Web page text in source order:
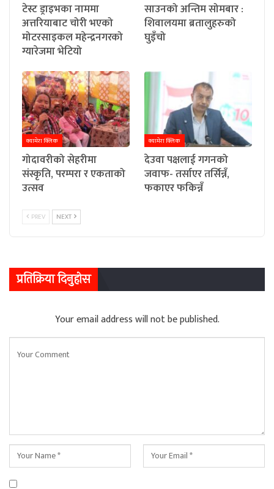
टेस्ट ड्राइभका नाममा
अत्तरियाबाट चोरी भएको
मोटरसाइकल महेन्द्रनगरको
ग्यारेजमा भेटियो
साउनको अन्तिम सोमबार :
शिवालयमा ब्रतालुहरुको
घुइँचो
क्यामेरा क्लिक
गोदावरीको सेहरीमा
संस्कृति, परम्परा र एकताको
उत्सव
क्यामेरा क्लिक
देउवा पक्षलाई गगनको
जवाफ- तर्साएर तर्सिन्नँ,
फकाएर फकिन्नँ
PREV NEXT
प्रतिक्रिया दिनुहोस
Your email address will not be published.